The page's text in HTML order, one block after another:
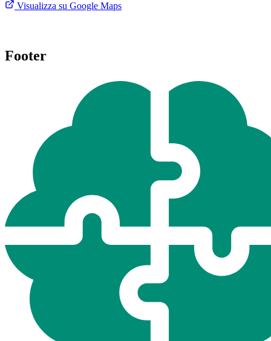
Visualizza su Google Maps
Footer